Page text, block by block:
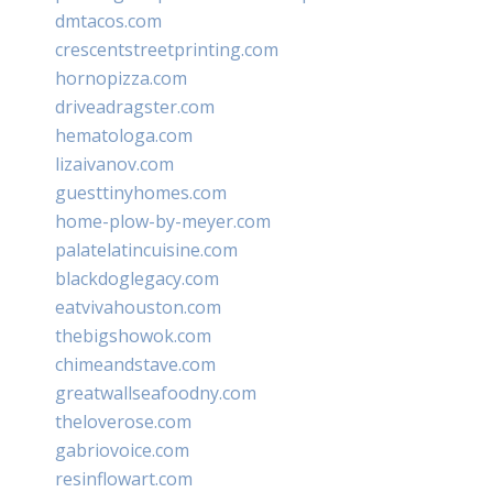
dmtacos.com
crescentstreetprinting.com
hornopizza.com
driveadragster.com
hematologa.com
lizaivanov.com
guesttinyhomes.com
home-plow-by-meyer.com
palatelatincuisine.com
blackdoglegacy.com
eatvivahouston.com
thebigshowok.com
chimeandstave.com
greatwallseafoodny.com
theloverose.com
gabriovoice.com
resinflowart.com